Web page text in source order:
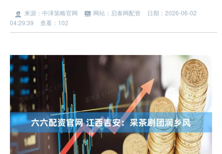
来源：中泽策略官网 网站：启泰网配资
日期：2026-06-02
04:29:39
查看：102